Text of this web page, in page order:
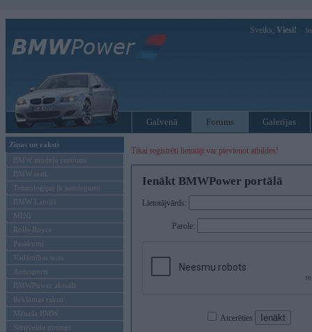
Sveiks, Viesi!
Galvenā Forums Galerijas
Ziņas un raksti
BMW modeļu jaunumi
BMW testi
Tehnoloģijas & sasniegumi
BMW Latvijā
MINI
Rolls-Royce
Pasākumi
Vadāmības tests
Autosports
BMWPower aktuāli
Reklāmas raksti
Mēneša BMW
Sērijveida tūnings
Tikai reģistrēti lietotāji var pievienot atbildes!
Ienākt BMWPower portālā
Lietotājvārds:
Parole:
Atcerēties